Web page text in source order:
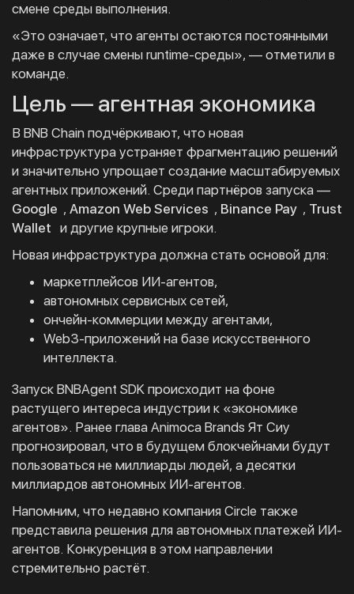
смене среды выполнения.
«Это означает, что агенты остаются постоянными
даже в случае смены runtime-среды», — отметили в
команде.
Цель — агентная экономика
В BNB Chain подчёркивают, что новая
инфраструктура устраняет фрагментацию решений
и значительно упрощает создание масштабируемых
агентных приложений. Среди партнёров запуска —
Google , Amazon Web Services , Binance Pay , Trust
Wallet и другие крупные игроки.
Новая инфраструктура должна стать основой для:
маркетплейсов ИИ-агентов,
автономных сервисных сетей,
ончейн-коммерции между агентами,
Web3-приложений на базе искусственного
интеллекта.
Запуск BNBAgent SDK происходит на фоне
растущего интереса индустрии к «экономике
агентов». Ранее глава Animoca Brands Ят Сиу
прогнозировал, что в будущем блокчейнами будут
пользоваться не миллиарды людей, а десятки
миллиардов автономных ИИ-агентов.
Напомним, что недавно компания Circle также
представила решения для автономных платежей ИИ-
агентов. Конкуренция в этом направлении
стремительно растёт.